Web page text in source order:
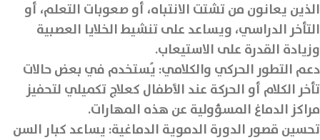
الذين يعانون من تشتت الانتباه، أو صعوبات التعلم، أو
التأخر الدراسي، ويساعد على تنشيط الخلايا العصبية
وزيادة القدرة على الاستيعاب.
دعم التطور الحركي والكلامي: يُستخدم في بعض حالات
تأخر الكلام أو الحركة عند الأطفال كعلاج تكميلي لتحفيز
مراكز الدماغ المسؤولية عن هذه المهارات.
تحسين قصور الدورة الدموية الدماغية: يساعد كبار السن